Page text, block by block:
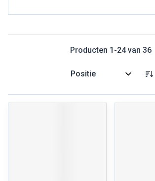
Producten 1 -24van 36
Sorteer op: